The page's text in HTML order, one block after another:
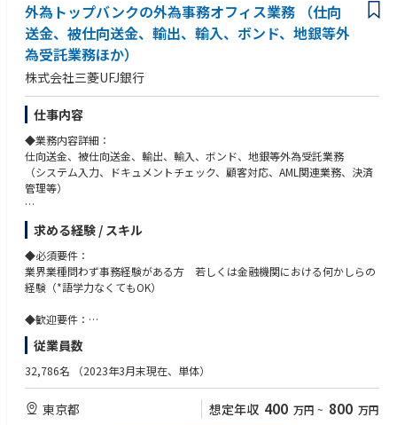
外為トップバンクの外為事務オフィス業務 （仕向
送金、被仕向送金、輸出、輸入、ボンド、地銀等外
為受託業務ほか）
株式会社三菱UFJ銀行
仕事内容
◆業務内容詳細：
仕向送金、被仕向送金、輸出、輸入、ボンド、地銀等外為受託業務
（システム入力、ドキュメントチェック、顧客対応、AML関連業務、決済
管理等）
◆本業務が今後目指す方向性・ミッション：
日本の通関シェア約4割を取扱う外為トップバンクの
外為事務を担うプロフェッショナルとして、高度かつ多様なソリューショ
ンと信頼のオペレーションで、お客様のトランザクションとグローバルビ
ジネスを支える。
◆本ポジションにおける魅力：
務が習得できる。
・デジタル活用や効率化等、大規模組織で施策を牽引する機会が得られ
る。
・約9割が女性で全体の約1/4が時短勤務、他多様な立場のメンバーも多
い。個人固有の業務は少なく、チーム全員で協力し業務に取り組む体制が
求める経験 / スキル
◆必須要件：
業界業種問わず事務経験がある方 若しくは金融機関における何かしらの
経験（*語学力なくてもOK）
◆歓迎要件：
外為事務・市場事務・貿易実務経験者
貿易実務検定・TOIEC700点以上
従業員数
32,786名 （2023年3月末現在、単体）
東京都 想定年収 400 万円 ~ 800 万円